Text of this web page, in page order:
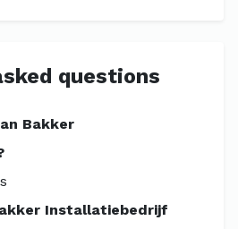
questions
Bakker
Installatiebedrijf